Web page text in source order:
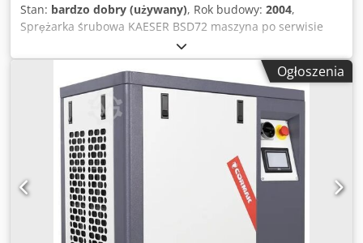
Stan: bardzo dobry (używany), Rok budowy: 2004,
Sprężarka śrubowa KAESER BSD72 maszyna po serwisie
Dane techniczne: wydajność: 7,00 m3/min (7000/min);
silnik o mocy; 37 KW; ciśnienie: 8 bar rok;2004 cena netto
17500 Dkjdpszp Hlpefx Ag Djr cena brutto 21525 Sprężarka
w pełni sprawna, zapewniamy serwis. Poniżej link do wideo
Ogłoszenia